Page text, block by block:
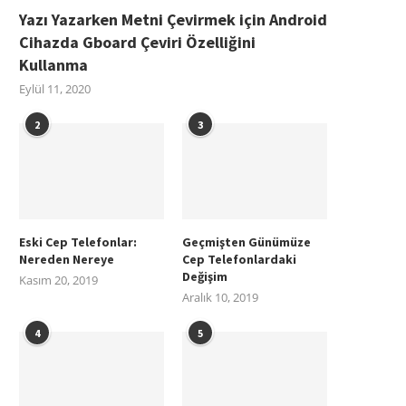
Yazı Yazarken Metni Çevirmek için Android
Cihazda Gboard Çeviri Özelliğini
Kullanma
Eylül 11, 2020
2
Eski Cep Telefonlar:
Nereden Nereye
Kasım 20, 2019
3
Geçmişten Günümüze
Cep Telefonlardaki
Değişim
Aralık 10, 2019
4 5